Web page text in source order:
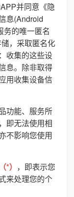
并同意《隐
息(Android
务的唯一匿名
，采取匿名化
收集的这些设
息。除非取得
用收集设备信
功能、服务所
即无法使用相
不影响您使用
*） ，即表示您
来处理您的个